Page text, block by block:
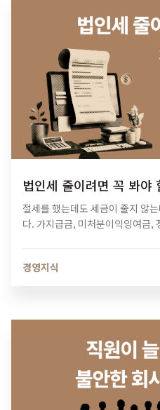
법인세 줄이려면 꼭 봐야
절세를 했는데도 세금이 줄지 않
다. 가지급금, 미처분이익잉여금,
경영지식